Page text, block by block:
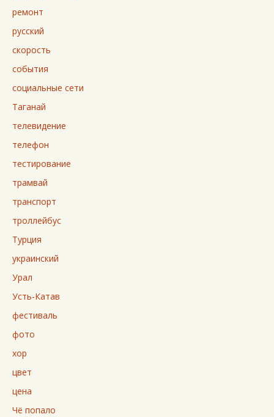
ремонт
русский
скорость
события
социальные сети
Таганай
телевидение
телефон
тестирование
трамвай
транспорт
троллейбус
Турция
украинский
Урал
Усть-Катав
фестиваль
фото
хор
цвет
цена
Чё попало